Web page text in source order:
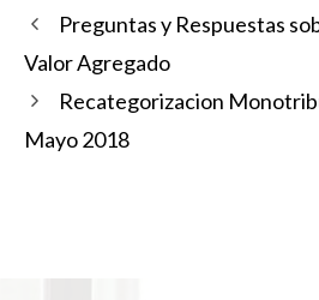
Preguntas y Respuestas
Valor Agregado
Recategorizacion
Mayo 2018